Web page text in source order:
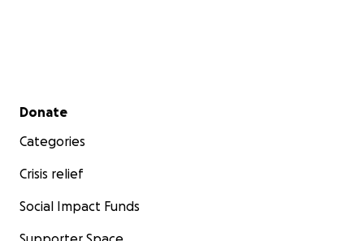
Secondary menu
Donate
Categories
Crisis relief
Social Impact Funds